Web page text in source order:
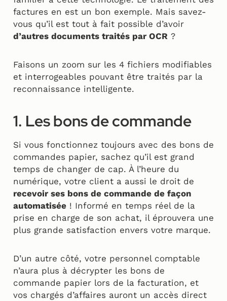
factures en est un bon exemple. Mais savez-
vous qu’il est tout à fait possible d’avoir
d’autres documents traités par OCR ?
Faisons un zoom sur les 4 fichiers modifiables
et interrogeables pouvant être traités par la
reconnaissance intelligente.
1. Les bons de commande
Si vous fonctionnez toujours avec des bons de
commandes papier, sachez qu’il est grand
temps de changer de cap. À l’heure du
numérique, votre client a aussi le droit de
recevoir ses bons de commande de façon
automatisée ! Informé en temps réel de la
prise en charge de son achat, il éprouvera une
plus grande satisfaction envers votre marque.
D’un autre côté, votre personnel comptable
n’aura plus à décrypter les bons de
commande papier lors de la facturation, et
vos chargés d’affaires auront un accès direct